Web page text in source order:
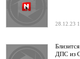
28.12.23
ДПС из